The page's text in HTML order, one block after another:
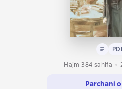
Matn
Hajm 384 sahifa
Parchani